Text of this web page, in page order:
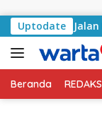
Uptodate
Jalan RA
Beranda